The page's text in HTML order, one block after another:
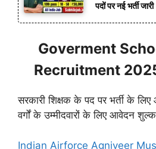
पदों पर नई भर्ती
Goverment
Recruitment
सरकारी शिक्षक के पद पर भर्ती के
वर्गों के उम्मीदवारों के लिए आवेदन
Indian Airforce Agniveer